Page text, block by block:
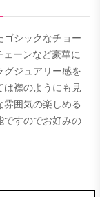
ゴシックなチョー
ーンなど豪華に
グジュアリー感を
襟のようにも見
雰囲気の楽しめる
ですのでお好みの